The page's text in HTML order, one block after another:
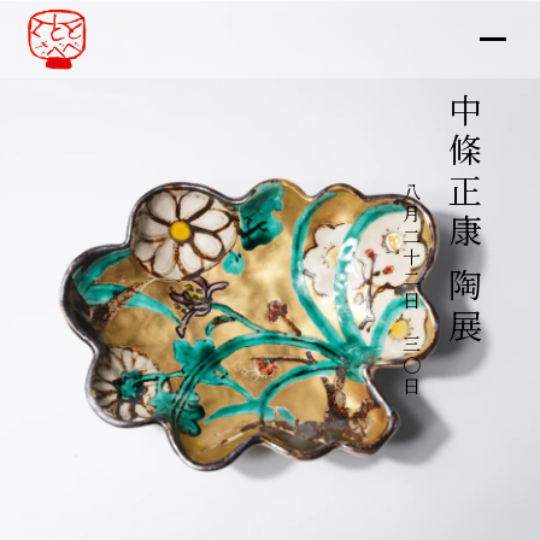
中條正康 陶展
八月二十二日～三〇日